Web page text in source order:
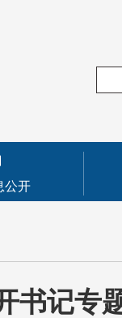
公开
书记专